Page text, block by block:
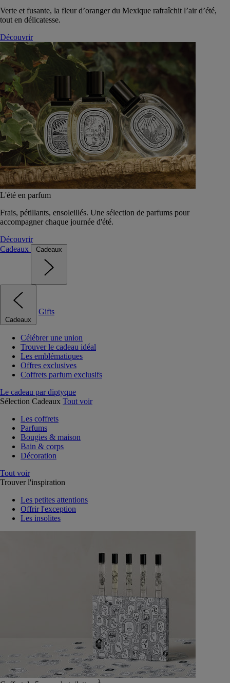
Verte et fusante, la fleur d’oranger du Mexique rafraîchit l’air d’été,
tout en délicatesse.
Découvrir
L'été en parfum
Frais, pétillants, ensoleillés. Une sélection de parfums pour
accompagner chaque journée d'été.
Découvrir
Cadeaux
Cadeaux
Cadeaux
Gifts
Célébrer une union
Trouver le cadeau idéal
Les emblématiques
Offres exclusives
Coffrets parfum exclusifs
Le cadeau par diptyque
Sélection Cadeaux Tout voir
Les coffrets
Parfums
Bougies & maison
Bain & corps
Décoration
Tout voir
Trouver l'inspiration
Les petites attentions
Offrir l'exception
Les insolites